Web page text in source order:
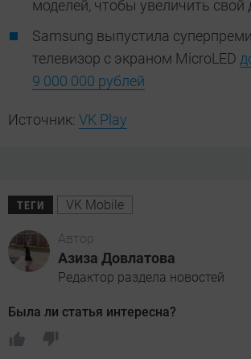
моделей, чтобы увеличить свой
Samsung выпустила
телевизор с экраном MicroLED
9 000 000 рублей
Источник: VK Play
ТЕГИ VK Mobile
Автор
Азиза Довлатова
Редактор раздела новостей
Была ли статья интересна?